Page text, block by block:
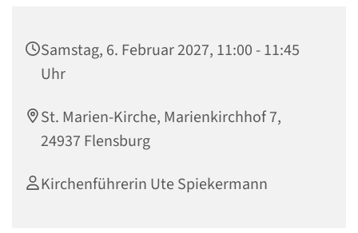
Samstag, 6. Februar 2027, 11:00 - 11:45
Uhr
St. Marien-Kirche, Marienkirchhof 7,
24937 Flensburg
Kirchenführerin Ute Spiekermann